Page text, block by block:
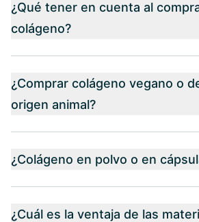
¿Qué tener en cuenta al
colágeno?
¿Comprar colágeno vegano o
origen animal?
¿Colágeno en polvo o en
¿Cuál es la ventaja de las